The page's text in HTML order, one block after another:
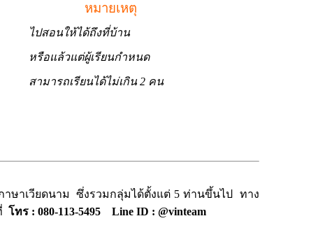
หมายเหตุ
ไปสอนให้ได้ถึงที่บ้าน
หรือแล้วแต่ผู้เรียนกำหนด
สามารถเรียนได้ไม่เกิน 2 คน
ษาเวียดนาม ซึ่งรวมกลุ่มได้ตั้งแต่ 5 ท่านขึ้นไป ทาง
โทร : 080-113-5495 Line ID : @vinteam